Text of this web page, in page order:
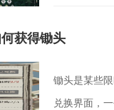
获得锄头
锄头是某些
兑换界面，